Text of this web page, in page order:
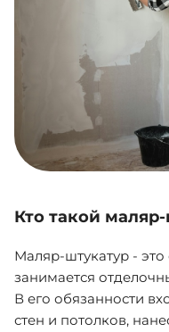
Кто такой
Маляр-штукатур -
занимается
В его обязанности
стен и потолков,